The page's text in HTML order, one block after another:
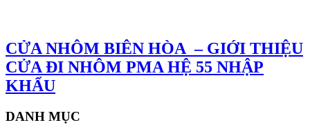
CỬA NHÔM BIÊN HÒA – GIỚI THIỆU
CỬA ĐI NHÔM PMA HỆ 55 NHẬP
KHẨU
DANH MỤC